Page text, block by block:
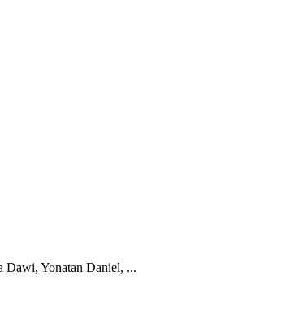
Dawi, Yonatan Daniel, ...